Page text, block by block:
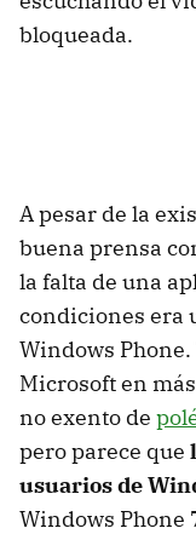
bloqueada.
A pesar de la
buena prensa
la falta de una
condiciones era
Windows
Microsoft en
no exento de
pero parece que
usuarios de
Windows Phone